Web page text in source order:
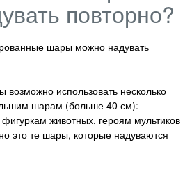
повторно?
шары можно надувать
использовать несколько
шарам (больше 40 см):
животных, героям мультиков
это те шары, которые надуваются